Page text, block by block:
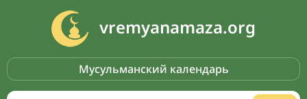
vremyanamaza.org
Мусульманский календарь